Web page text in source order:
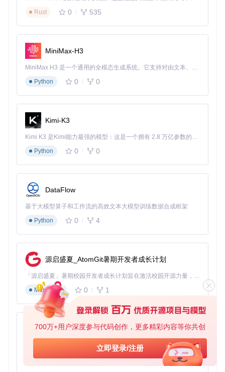
700万+用户深度参与代码创作，更多精彩内容等你共创
立即登录/注册
目标：设置游戏启动参数以加载模组
前置条件：已创建游戏快捷方式
执行命令：
右键快捷方式→属性→目标栏末尾添加：
-fileopenlog -allowmods
验证方法
uccessfully"信息
场景需求
模组组合：技能冷却消除+15倍伤害+无敌模式
按"ZZZ_XXX.pak"格式重命名确保加载优先级
启动游戏后测试技能释放间隔和伤害数值
优势
：实现无限技能连招，配合高伤害倍率快速击杀BOS
S
探索优化方案
模组组合：无限体力+自动拾取+天气锁定
实施步骤：
部署三个功能模组
在开阔区域测试奔跑续航能力
靠近物品堆验证自动拾取效果
优势：连续探索4小时无需休息，资源收集效率提升60%
休闲体验配置
：轻松游戏体验
模组组合：制作加速+坠落免疫+感知扩展
实施步骤：
Rust
0 535
MiniMax-H3
MiniMax H3 是一个通用的全模态生成系统。它支持对由文本、图像、视频和音频组成的多模态上下文进行统一理解，并能生成分辨率高达 2K、时长可达 15 秒的带原生立体声音频的视频。得益于面向任务泛化的系统设计，H3 在预训练阶段就已具备广泛的多模态上下文理解与生成能力，能够出色地执行复杂的多模态指令。
Python
0 0
Kimi-K3
Kimi K3 是Kimi能力最强的模型：这是一个拥有 2.8 万亿参数的混合专家（MoE）模型，具备原生视觉理解能力，并支持 100 万 token 的上下文窗口。
Python
0 0
DataFlow
基于大模型算子和工作流的高效文本大模型训练数据合成框架
Python
0 4
源启盛夏_AtomGit暑期开发者成长计划
「源启盛夏」暑期校园开发者成长计划旨在激活校园开源力量，通过积分激励、认证扶持、资源倾斜等形式，引导高校组织和开发者完成「入驻 — 建项目 — 做贡献 — 获认证 — 得资源」的完整闭环。无论你是想带领社团入驻平台的组织者，还是希望用代码贡献证明自己的开发者，都能在这里找到属于你的成长路径。
Markdown
0 1
py-xiaozhi
基于Python的Xiaozhi AI，适用于想要完整Xiaozhi体验而无需拥有专用硬件的用户。
Python
0 1